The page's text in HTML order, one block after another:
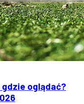
gdzie oglądać?